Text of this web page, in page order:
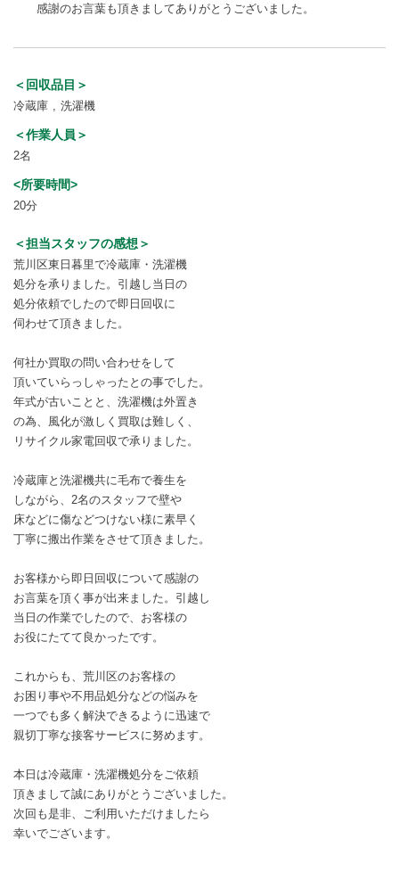
感謝のお言葉も頂きましてありがとうございました。
＜回収品目＞
冷蔵庫 洗濯機
＜作業人員＞
2名
<所要時間>
20分
＜担当スタッフの感想＞
荒川区東日暮里で冷蔵庫・洗濯機
処分を承りました。引越し当日の
処分依頼でしたので即日回収に
伺わせて頂きました。
何社か買取の問い合わせをして
頂いていらっしゃったとの事でした。
年式が古いことと、洗濯機は外置き
の為、風化が激しく買取は難しく、
リサイクル家電回収で承りました。
冷蔵庫と洗濯機共に毛布で養生を
しながら、2名のスタッフで壁や
床などに傷などつけない様に素早く
丁寧に搬出作業をさせて頂きました。
お客様から即日回収について感謝の
お言葉を頂く事が出来ました。引越し
当日の作業でしたので、お客様の
お役にたてて良かったです。
これからも、荒川区のお客様の
お困り事や不用品処分などの悩みを
一つでも多く解決できるように迅速で
親切丁寧な接客サービスに努めます。
本日は冷蔵庫・洗濯機処分をご依頼
頂きまして誠にありがとうございました。
次回も是非、ご利用いただけましたら
幸いでございます。